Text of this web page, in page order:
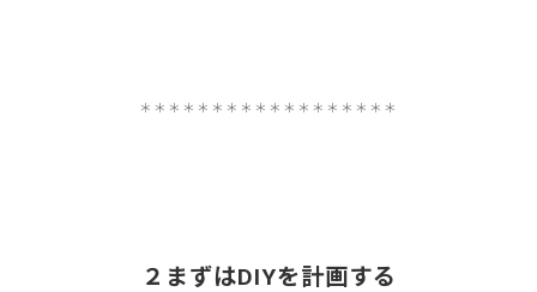
＊＊＊＊＊＊＊＊＊ ＊＊＊＊＊＊＊＊＊
２まずはDIYを計画する